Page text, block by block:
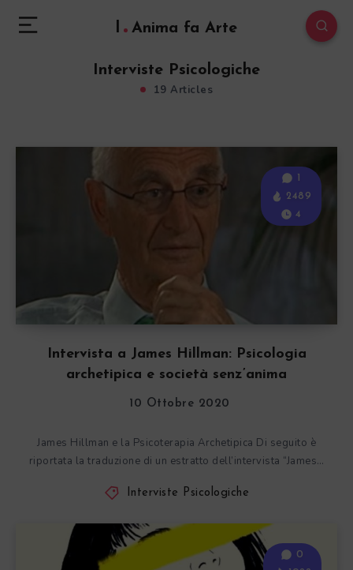
l Anima fa Arte
Interviste Psicologiche
19 Articles
Intervista a James Hillman: Psicologia
archetipica e società senz’anima
1
2489
4
10 Ottobre 2020
James Hillman e la Psicoterapia Archetipica Di seguito è
riportata la traduzione di un estratto dell’intervista “James…
Interviste Psicologiche
0